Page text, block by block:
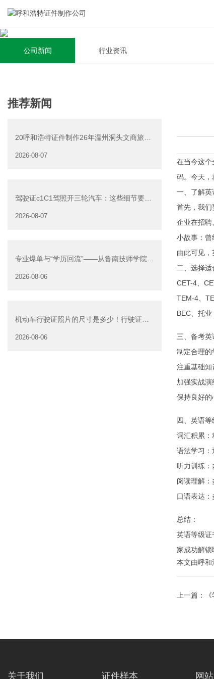
关于我们
集研发，设计，制造，安装于一体，多元化的定制需求，为上
千家企业提供过专业定制服务！
查看详情
新闻资讯
全自动流水线规模化生产，准时按期交货，年生产能力超过
40W万方米以上，拥有遍布全国的商务合作伙伴和较为完善的
查看详情
公司新闻 行业资讯
推荐新闻
20呼和浩特证件制作26年温州洞头文商旅游
2026-08-07
驾驶证c1C1驾照开三轮汽车：这些细节要注
2026-08-07
专业爆单与“学历回流”——从鲁南技师学院透
2026-08-06
机动车行驶证照片的尺寸是多少！行驶证照
2026-08-06
在当今这个
码。今天，
一、了解英
首先，我们
企业在招聘
小故事：曾
由此可见，
二、选择
CET-4、
TEM-4、
BEC、托
三、备考
制定合理的
注重基础知
加强实战
保持良好的
四、英语
词汇积累：
语法学习：
听力训练：
阅读理解：
口语表达：
总结：
英语等级证
家成功解锁
本文由呼和
上一篇：
关于我们 证件样本 网